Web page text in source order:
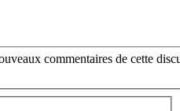
commentaires de cette